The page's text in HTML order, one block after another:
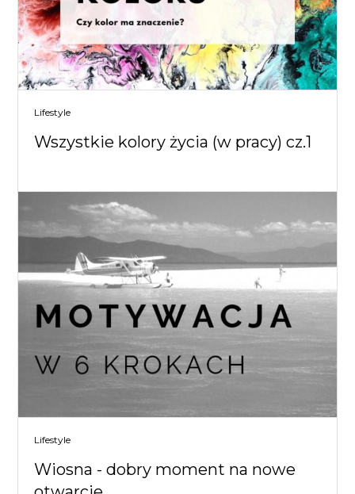
Lifestyle
Wszystkie kolory życia (w pracy) cz.1
Lifestyle
Wiosna - dobry moment na nowe